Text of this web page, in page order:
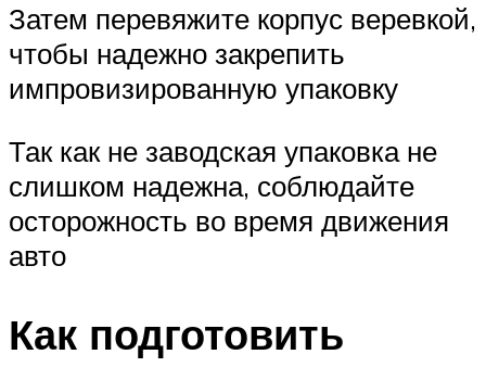
Затем перевяжите корпус веревкой,
чтобы надежно закрепить
импровизированную упаковку
Так как не заводская упаковка не
слишком надежна, соблюдайте
осторожность во время движения
авто
Как подготовить